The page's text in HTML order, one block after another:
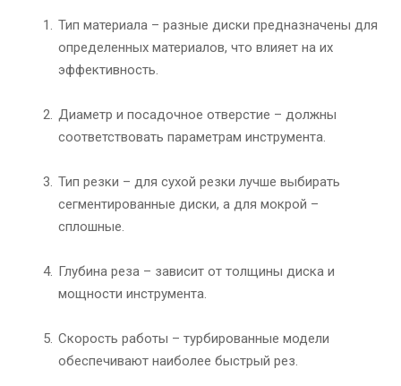
Тип материала – разные диски предназначены для
определенных материалов, что влияет на их
эффективность.
Диаметр и посадочное отверстие – должны
соответствовать параметрам инструмента.
Тип резки – для сухой резки лучше выбирать
сегментированные диски, а для мокрой –
сплошные.
Глубина реза – зависит от толщины диска и
мощности инструмента.
Скорость работы – турбированные модели
обеспечивают наиболее быстрый рез.